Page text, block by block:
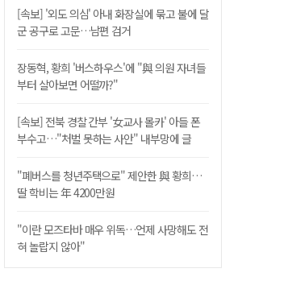
[속보] '외도 의심' 아내 화장실에 묶고 불에 달
군 공구로 고문…남편 검거
장동혁, 황희 '버스하우스'에 "與 의원 자녀들
부터 살아보면 어떨까?"
[속보] 전북 경찰 간부 '女교사 몰카' 아들 폰
부수고…"처벌 못하는 사안" 내부망에 글
"폐버스를 청년주택으로" 제안한 與 황희…
딸 학비는 年 4200만원
"이란 모즈타바 매우 위독…언제 사망해도 전
혀 놀랍지 않아"